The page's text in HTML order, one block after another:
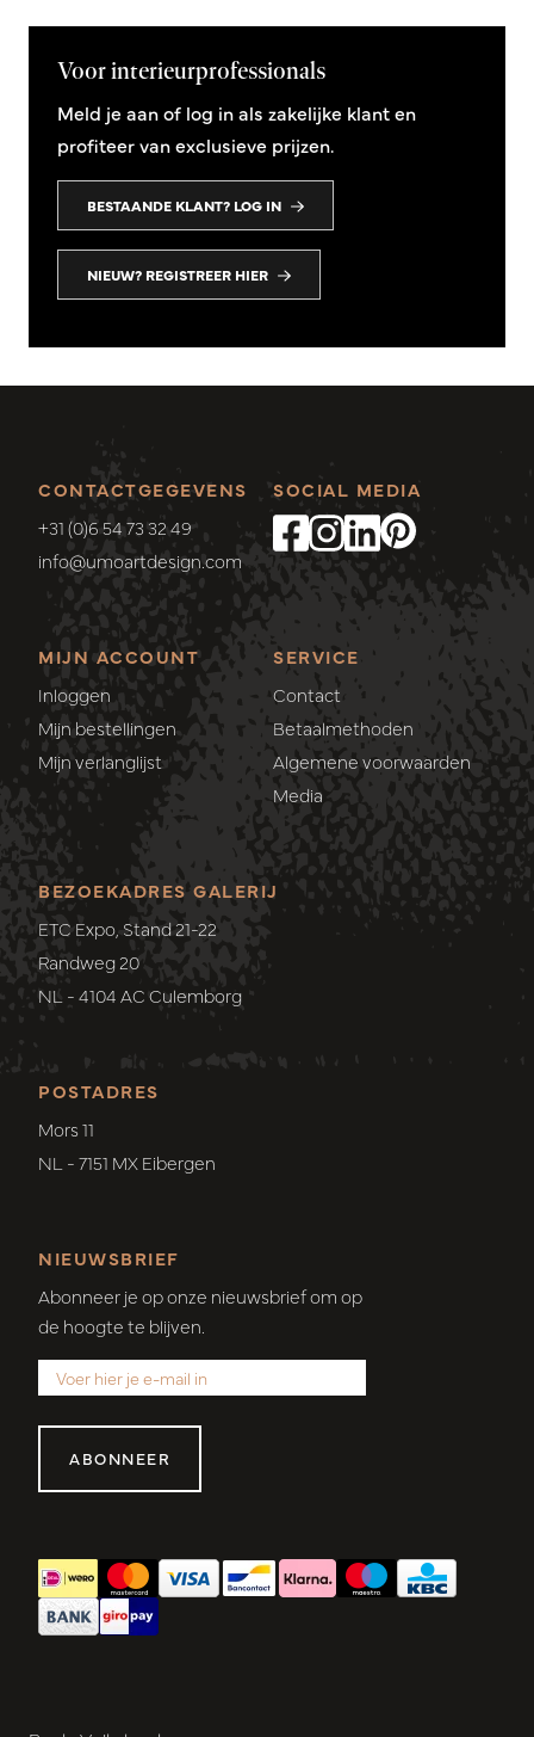
Voor interieurprofessionals
Meld je aan of log in als zakelijke klant en
profiteer van exclusieve prijzen.
BESTAANDE KLANT? LOG IN
NIEUW? REGISTREER HIER
CONTACTGEGEVENS
+31 (0)6 54 73 32 49
info@umoartdesign.com
MIJN ACCOUNT
Inloggen
Mijn bestellingen
Mijn verlanglijst
SERVICE
Contact
Betaalmethoden
Algemene voorwaarden
Media
SOCIAL MEDIA
POSTADRES
Mors 11
NL - 7151 MX Eibergen
BEZOEKADRES GALERIJ
ETC Expo, Stand 21-22
Randweg 20
NL - 4104 AC Culemborg
NIEUWSBRIEF
Abonneer je op onze nieuwsbrief om op
de hoogte te blijven.
ABONNEER